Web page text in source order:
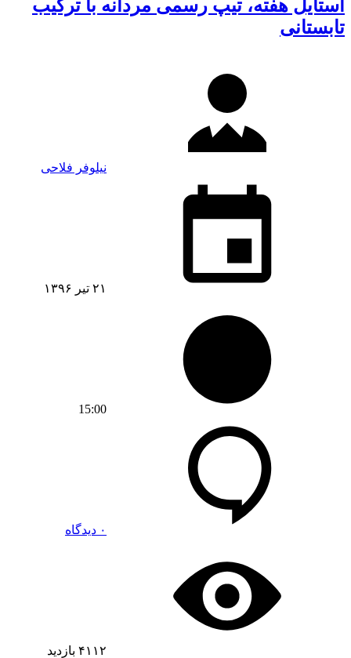
استایل هفته، تیپ رسمی مردانه با ترکیب
تابستانی
نیلوفر فلاحی
۲۱ تیر ۱۳۹۶
15:00
۰ دیدگاه
۴۱۱۲ بازدید